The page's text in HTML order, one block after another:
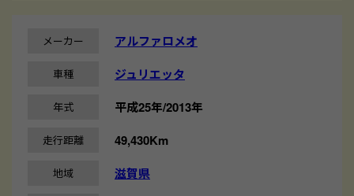
メーカー アルファロメオ
車種 ジュリエッタ
年式 平成25年/2013年
走行距離 49,430Km
地域 滋賀県